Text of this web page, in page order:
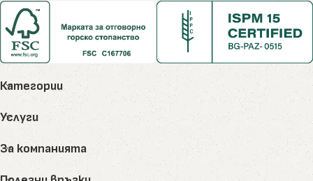
Категории
Услуги
За компанията